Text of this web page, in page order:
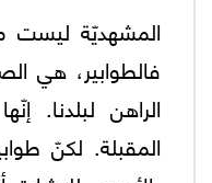
المشهديّة
فالطوابير، هي
الراهن لبلدنا.
المقبلة. لكنّ